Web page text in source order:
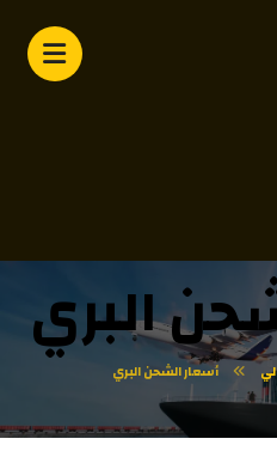
البري
أسعار الشحن البري